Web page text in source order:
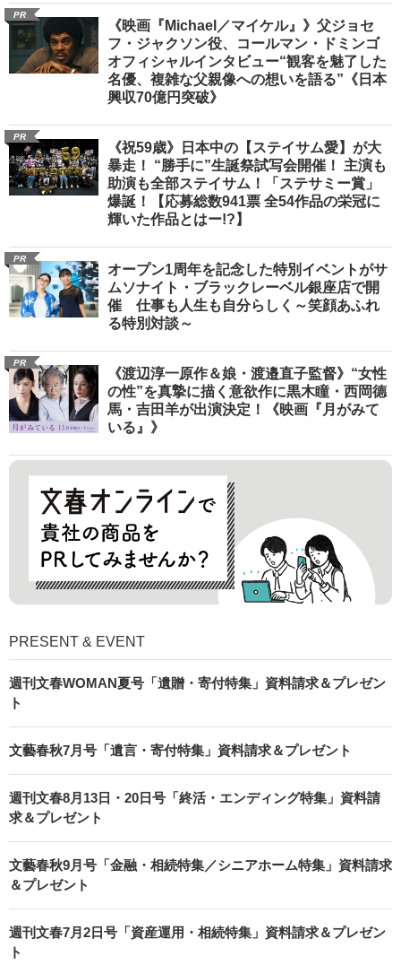
PR
《映画『Michael／マイケル』》父ジョセ
フ・ジャクソン役、コールマン・ドミンゴ
オフィシャルインタビュー“観客を魅了した
名優、複雑な父親像への想いを語る”《日本
興収70億円突破》
PR
《祝59歳》日本中の【ステイサム愛】が大
暴走！ “勝手に”生誕祭試写会開催！ 主演も
助演も全部ステイサム！「ステサミー賞」
爆誕！【応募総数941票 全54作品の栄冠に
輝いた作品とはー!?】
PR
オープン1周年を記念した特別イベントがサ
ムソナイト・ブラックレーベル銀座店で開
催 仕事も人生も自分らしく～笑顔あふれ
る特別対談～
PR
《渡辺淳一原作＆娘・渡邉直子監督》“女性
の性”を真摯に描く意欲作に黒木瞳・西岡德
馬・吉田羊が出演決定！《映画『月がみて
いる』》
PRESENT & EVENT
週刊文春WOMAN夏号「遺贈・寄付特集」資料請求＆プレゼン
ト
文藝春秋7月号「遺言・寄付特集」資料請求＆プレゼント
週刊文春8月13日・20日号「終活・エンディング特集」資料請
求＆プレゼント
文藝春秋9月号「金融・相続特集／シニアホーム特集」資料請求
＆プレゼント
週刊文春7月2日号「資産運用・相続特集」資料請求＆プレゼン
ト